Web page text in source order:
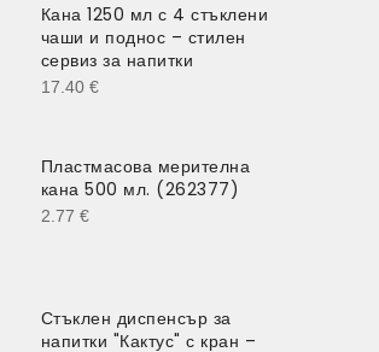
Кана 1250 мл с 4 стъклени
чаши и поднос – стилен
сервиз за напитки
17.40 €
Пластмасова мерителна
кана 500 мл. (262377)
2.77 €
Стъклен диспенсър за
напитки "Кактус" с кран –